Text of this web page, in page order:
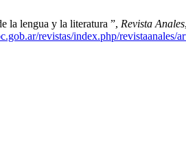
la lengua y la literatura ”, Revista Anales
revistas/index.php/revistaanales/